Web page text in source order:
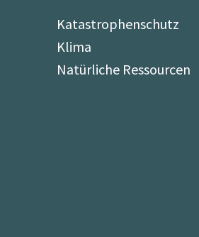
Katastrophenschutz
Klima
Natürliche Ressourcen